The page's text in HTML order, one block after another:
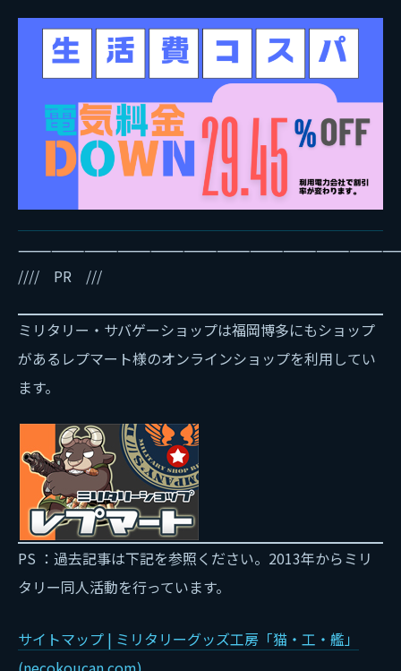
//// PR ///
ミリタリー・サバゲーショップは福岡博多にもショップ
があるレプマート様のオンラインショップを利用してい
ます。
PS ：過去記事は下記を参照ください。2013年からミリ
タリー同人活動を行っています。
サイトマップ | ミリタリーグッズ工房「猫・工・艦」